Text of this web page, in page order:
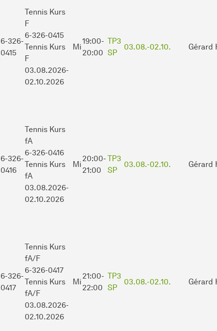
6-326-
0415
Tennis Kurs
F
6-326-0415
Tennis Kurs
F
03.08.2026-
02.10.2026
Mi
19:00-
20:00
TP3
SP
03.08.-02.10. Gérard
6-326-
0416
Tennis Kurs
fA
6-326-0416
Tennis Kurs
fA
03.08.2026-
02.10.2026
Mi
20:00-
21:00
TP3
SP
03.08.-02.10. Gérard
6-326-
0417
Tennis Kurs
fA/F
6-326-0417
Tennis Kurs
fA/F
03.08.2026-
02.10.2026
Mi
21:00-
22:00
TP3
SP
03.08.-02.10. Gérard